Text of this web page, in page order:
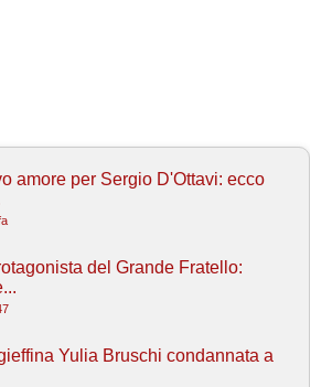
amore per Sergio D'Ottavi: ecco
del Grande Fratello:
Yulia Bruschi condannata a